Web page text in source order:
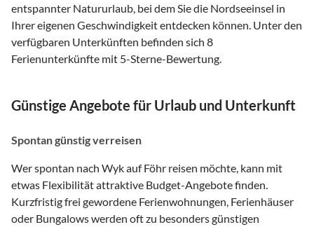
entspannter Natururlaub, bei dem Sie die Nordseeinsel in
Ihrer eigenen Geschwindigkeit entdecken können. Unter den
verfügbaren Unterkünften befinden sich 8
Ferienunterkünfte mit 5-Sterne-Bewertung.
Günstige Angebote für Urlaub und Unterkunft
Spontan günstig verreisen
Wer spontan nach Wyk auf Föhr reisen möchte, kann mit
etwas Flexibilität attraktive Budget-Angebote finden.
Kurzfristig frei gewordene Ferienwohnungen, Ferienhäuser
oder Bungalows werden oft zu besonders günstigen